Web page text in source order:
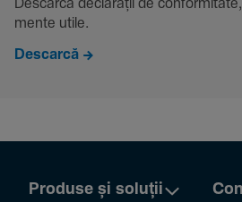
Descarcă decla­rații de
mente utile.
Descarcă
Produse și soluții